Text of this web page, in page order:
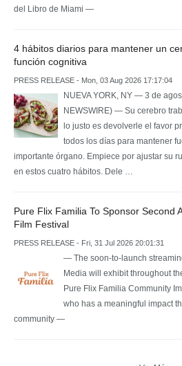
del Libro de Miami —
4 hábitos diarios para mantener un
función cognitiva
PRESS RELEASE - Mon, 03 Aug 2026 17:17:04
NUEVA YORK, NY — 3 de
NEWSWIRE) — Su cerebro
lo justo es devolverle el favor
todos los días para mantener
importante órgano. Empiece por ajustar su
en estos cuatro hábitos. Dele …
Pure Flix Familia To Sponsor Second
Film Festival
PRESS RELEASE - Fri, 31 Jul 2026 20:01:31
— The soon-to-launch
Media will exhibit throughout
Pure Flix Familia Community
who has a meaningful impact
community —